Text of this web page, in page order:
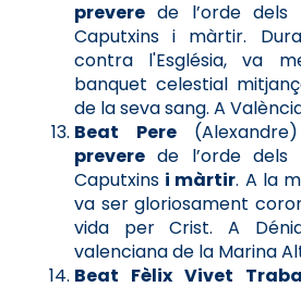
prevere de l’orde dels
Caputxins i màrtir.
contra l'Església, va
banquet celestial
de la seva sang. A
Beat Pere (Alexandre)
prevere de l’orde dels
Caputxins i màrtir. A la
va ser gloriosament
vida per Crist. A
valenciana de la Marina
Beat Fèlix Vivet